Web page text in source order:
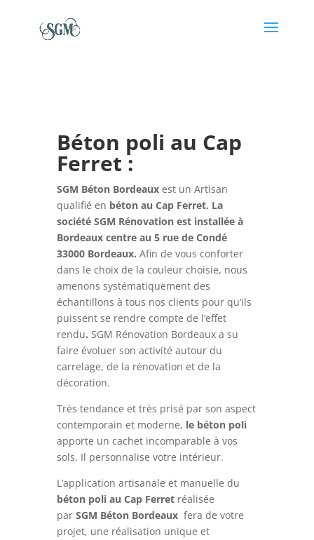
Béton poli au Cap
Ferret :
SGM Béton Bordeaux est un Artisan
qualifié en béton au Cap Ferret. La
société SGM Rénovation est installée à
Bordeaux centre au 5 rue de Condé
33000 Bordeaux. Afin de vous conforter
dans le choix de la couleur choisie, nous
amenons systématiquement des
échantillons à tous nos clients pour qu’ils
puissent se rendre compte de l’effet
rendu. SGM Rénovation Bordeaux a su
faire évoluer son activité autour du
carrelage, de la rénovation et de la
décoration.
Très tendance et très prisé par son aspect
contemporain et moderne, le béton poli
apporte un cachet incomparable à vos
sols. Il personnalise votre intérieur.
L’application artisanale et manuelle du
béton poli au Cap Ferretréalisée
par SGM Béton Bordeauxfera de votre
projet, une réalisation unique et